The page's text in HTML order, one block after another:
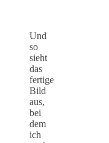
Und
so
sieht
das
fertige
Bild
aus,
bei
dem
ich